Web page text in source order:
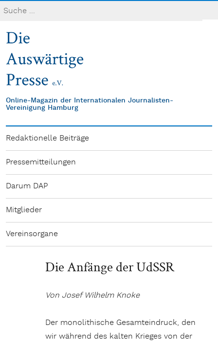
Online-Magazin der Internationalen Journalisten-
Vereinigung Hamburg
Redaktionelle Beiträge
Pressemitteilungen
Darum DAP
Mitglieder
Vereinsorgane
Die Anfänge der UdSSR
Von Josef Wilhelm Knoke
Der monolithische Gesamteindruck, den
wir während des kalten Krieges von der